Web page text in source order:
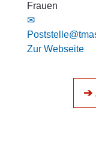
Frauen
✉
Zur Webseite
➔